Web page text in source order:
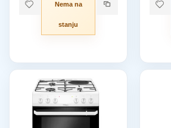
Nema na
stanju